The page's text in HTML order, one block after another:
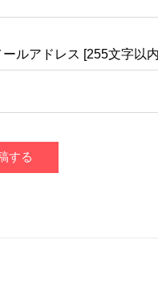
ールアドレス [255文字以
する